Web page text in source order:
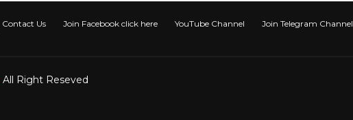
Contact Us Join Facebook click here YouTube Channel
Join Telegram Channel
All Right Reseved